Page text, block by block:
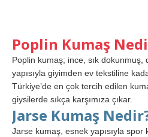
Poplin Kumaş
Poplin kumaş; ince, sık dokunmuş,
yapısıyla giyimden ev tekstiline
Türkiye’de en çok tercih edilen
giysilerde sıkça karşımıza çıkar.
Jarse Kumaş
Jarse kumaş, esnek yapısıyla